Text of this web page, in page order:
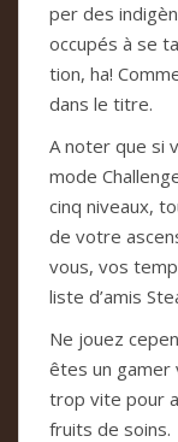
per des
occu­pés à se
tion, ha!
dans le titre.
A noter que si
mode
cinq niveaux,
de votre
vous, vos
liste d’amis
Ne jouez
êtes un gamer
trop vite pour
fruits de soins.